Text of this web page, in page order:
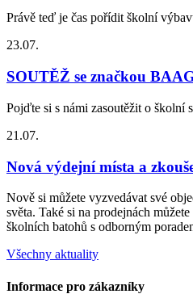
Právě teď je čas pořídit školní
23.07.
SOUTĚŽ se značkou
Pojďte si s námi zasoutěžit o
21.07.
Nová výdejní místa a
Nově si můžete vyzvedávat své
světa. Také si na prodejnách
školních batohů s odborným
Všechny aktuality
Informace pro zákazníky